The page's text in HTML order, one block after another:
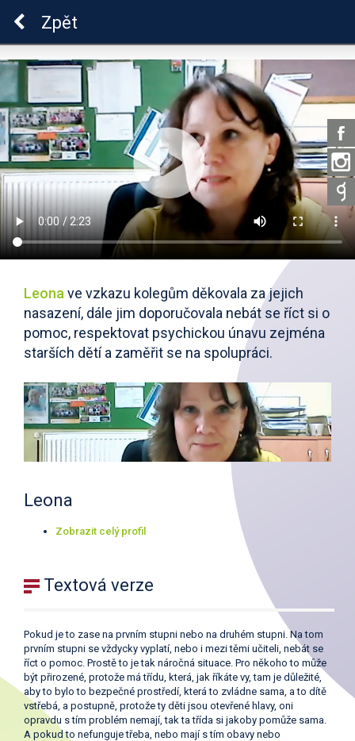
Zpět
Leona ve vzkazu kolegům děkovala za jejich
nasazení, dále jim doporučovala nebát se říct si o
pomoc, respektovat psychickou únavu zejména
starších dětí a zaměřit se na spolupráci.
Leona
Zobrazit celý profil
Textová verze
Pokud je to zase na prvním stupni nebo na druhém stupni. Na tom
prvním stupni se vždycky vyplatí, nebo i mezi těmi učiteli, nebát se
říct o pomoc. Prostě to je tak náročná situace. Pro někoho to může
být přirozené, protože má třídu, která, jak říkáte vy, tam je důležité,
aby to bylo to bezpečné prostředí, která to zvládne sama, a to dítě
vstřebá, a postupně, protože ty děti jsou otevřené hlavy, oni
opravdu s tím problém nemají, tak ta třída si jakoby pomůže sama.
A pokud to nefunguje třeba, nebo mají s tím obavy nebo